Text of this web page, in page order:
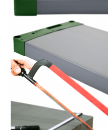
Regał można ubrać w szyty
flizeliny. Materiał ten
przed kurzem, a także
Dostępne są dwa kolory